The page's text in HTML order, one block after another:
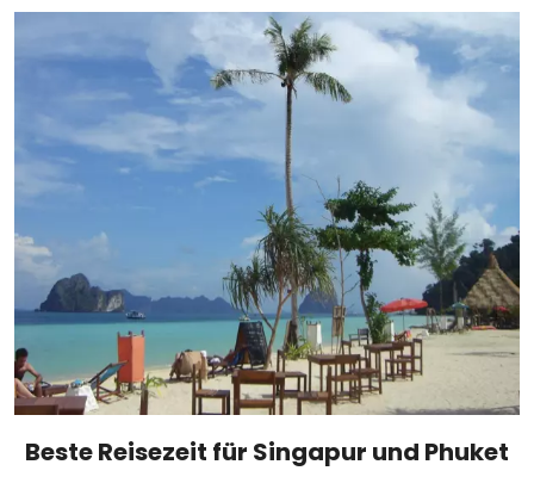
Beste Reisezeit für Singapur und Phuket